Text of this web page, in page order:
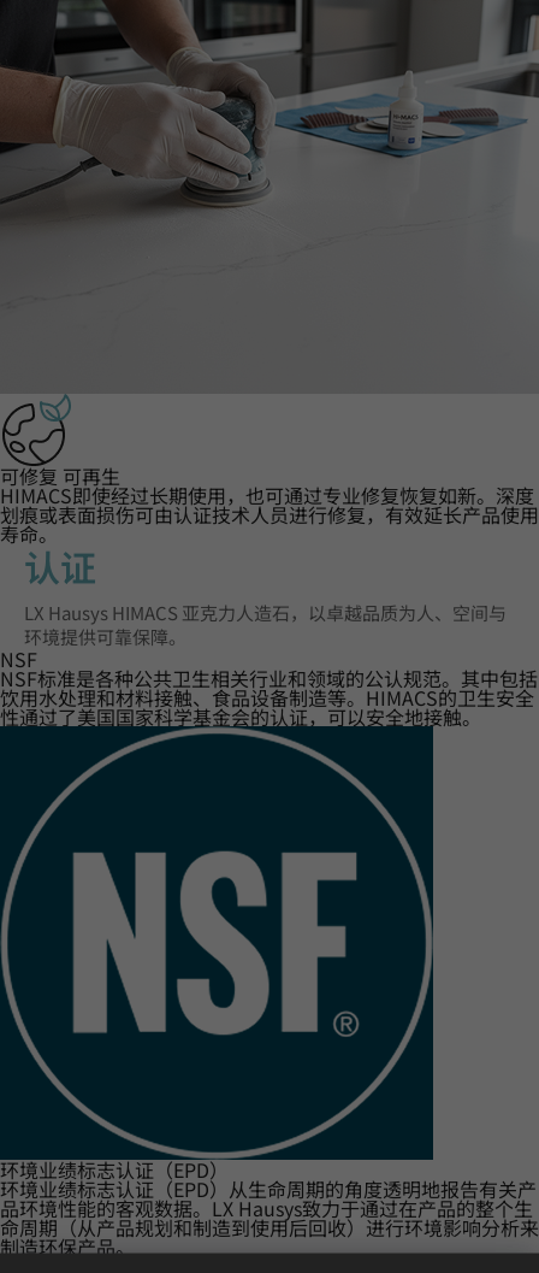
可修复 可再生
HIMACS即使经过长期使用，也可通过专业修复恢复如新。深度
划痕或表面损伤可由认证技术人员进行修复，有效延长产品使用
寿命。
认证‌
LX Hausys HIMACS 亚克力人造石，以卓越品质为人、空间与
环境提供可靠保障。
NSF
NSF标准是各种公共卫生相关行业和领域的公认规范。其中包括
饮用水处理和材料接触、食品设备制造等。HIMACS的卫生安全
性通过了美国国家科学基金会的认证，可以安全地接触。
环境业绩标志认证（EPD）
环境业绩标志认证（EPD）从生命周期的角度透明地报告有关产
品环境性能的客观数据。LX Hausys致力于通过在产品的整个生
命周期（从产品规划和制造到使用后回收）进行环境影响分析来
制造环保产品。